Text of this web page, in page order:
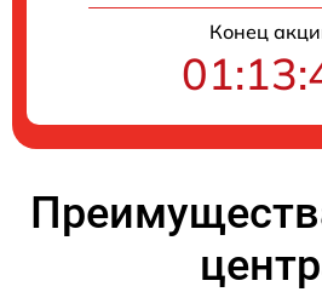
Конец